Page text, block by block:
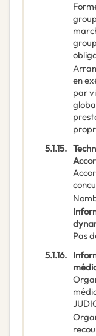
en
par
5.1.15.
Pas
5.1.16.